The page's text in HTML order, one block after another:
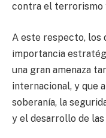
contra el terrorismo
A este respecto, los
importancia
una gran amenaza
internacional, y que
soberanía, la
y el desarrollo de las